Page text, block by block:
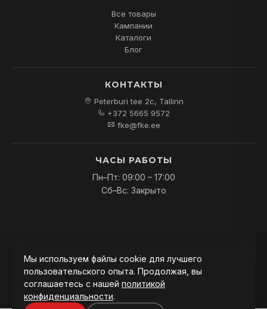
Все товары
Кампании
Каталоги
Блог
КОНТАКТЫ
Peterburi tee 2c, Tallinn
+372 5665 9572
fke@fke.ee
ЧАСЫ РАБОТЫ
Пн–Пт: 09:00 – 17:00
Сб–Вс: Закрыто
© 2026 FKE OÜ. Все права защищены.
Мы используем файлы cookie для лучшего
пользовательского опыта. Продолжая, вы
соглашаетесь с нашей политикой
конфиденциальности.